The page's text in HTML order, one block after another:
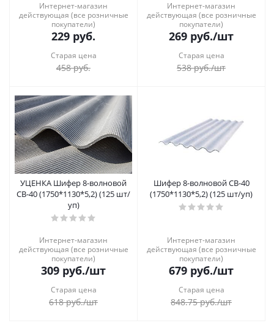
Интернет-магазин
действующая (все розничные
покупатели)
229 руб.
Старая цена
458руб.
Интернет-магазин
действующая (все розничные
покупатели)
269 руб./шт
Старая цена
538руб./шт
УЦЕНКА Шифер 8-волновой
СВ-40 (1750*1130*5,2) (125 шт/
уп)
Интернет-магазин
действующая (все розничные
покупатели)
309 руб./шт
Старая цена
618руб./шт
Шифер 8-волновой СВ-40
(1750*1130*5,2) (125 шт/уп)
Интернет-магазин
действующая (все розничные
покупатели)
679 руб./шт
Старая цена
848.75руб./шт